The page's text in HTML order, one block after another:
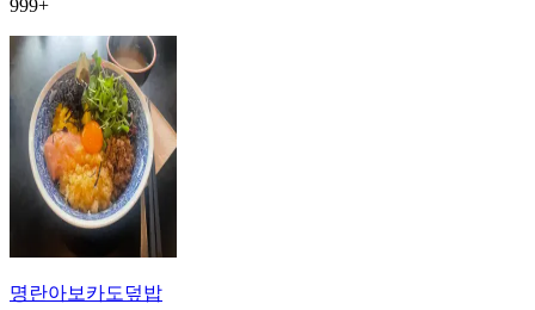
999+
명란아보카도덮밥